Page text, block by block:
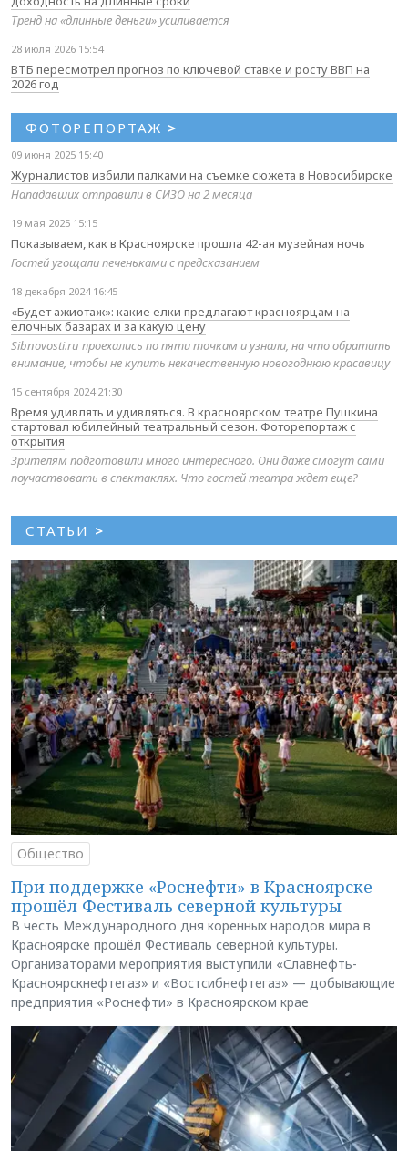
Тренд на «длинные деньги» усиливается
28 июля 2026 15:54
ВТБ пересмотрел прогноз по ключевой ставке и росту ВВП на
2026 год
ФОТОРЕПОРТАЖ >
09 июня 2025 15:40
Журналистов избили палками на съемке сюжета в Новосибирске
Нападавших отправили в СИЗО на 2 месяца
19 мая 2025 15:15
Показываем, как в Красноярске прошла 42-ая музейная ночь
Гостей угощали печеньками с предсказанием
18 декабря 2024 16:45
«Будет ажиотаж»: какие елки предлагают красноярцам на
елочных базарах и за какую цену
Sibnovosti.ru проехались по пяти точкам и узнали, на что обратить
внимание, чтобы не купить некачественную новогоднюю красавицу
15 сентября 2024 21:30
Время удивлять и удивляться. В красноярском театре Пушкина
стартовал юбилейный театральный сезон. Фоторепортаж с
открытия
Зрителям подготовили много интересного. Они даже смогут сами
поучаствовать в спектаклях. Что гостей театра ждет еще?
СТАТЬИ >
Общество
При поддержке «Роснефти» в Красноярске
прошёл Фестиваль северной культуры
В честь Международного дня коренных народов мира в
Красноярске прошёл Фестиваль северной культуры.
Организаторами мероприятия выступили «Славнефть-
Красноярскнефтегаз» и «Востсибнефтегаз» — добывающие
предприятия «Роснефти» в Красноярском крае